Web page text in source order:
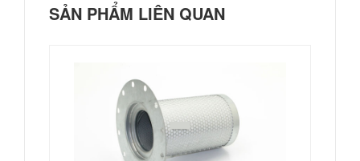
SẢN PHẨM LIÊN QUAN